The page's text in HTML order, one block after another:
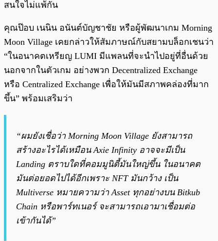
สนใจไม่แพ้กัน
คุณป๊อบ เนนิน อนันต์บัญชาชัย หรือผู้พัฒนาเกม Morning
Moon Village เคยกล่าวให้สัมภาษณ์กับสยามบล็อกเชนว่า
“ในอนาคตเหรียญ LUMI มีแพลนที่จะนำไปอยู่ที่อื่นด้วย
นอกจากในตัวเกม อย่างพวก Decentralized Exchange
หรือ Centralized Exchange เพื่อให้มันมีสภาพคล่องที่มาก
ขึ้น” พร้อมเสริมว่า
“ผมยังเชื่อว่า Morning Moon Village ยังสามารถ
สร้างอะไรได้เหมือน Axie Infinity อาจจะมีเป็น
Landing ตราบใดที่คอมมูนิตี้มันใหญ่ขึ้น ในอนาคต
มันต่อยอดไปได้อีกเพราะ NFT มันกว้าง เป็น
Multiverse หมายความว่า Asset ทุกอย่างบน Bitkub
Chain หรือพาร์ทเนอร์ จะสามารถเอามาเชื่อมต่อ
เข้ากันได้”